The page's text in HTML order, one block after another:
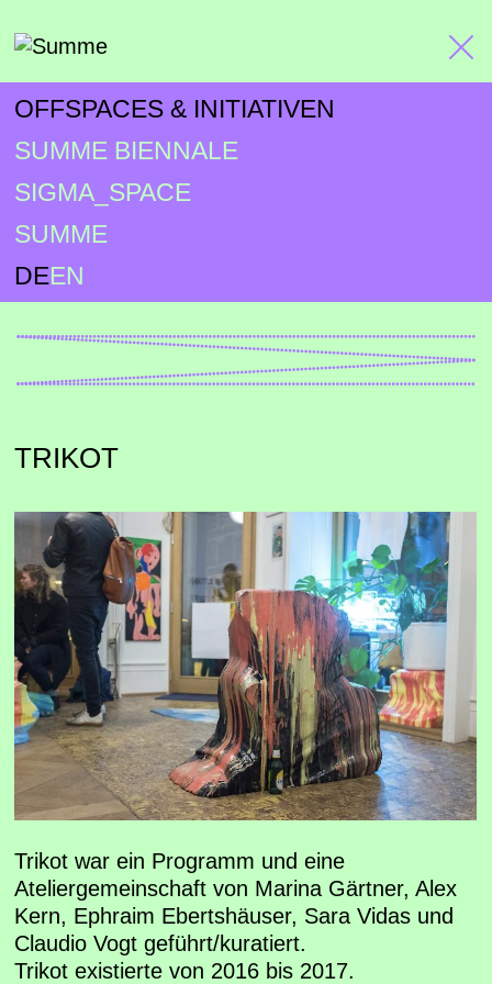
DEEN
OFFSPACES & INITIATIVEN
SUMME BIENNALE
SIGMA_SPACE
SUMME
TRIKOT
Trikot war ein Programm und eine
Ateliergemeinschaft von Marina Gärtner, Alex
Kern, Ephraim Ebertshäuser, Sara Vidas und
Claudio Vogt geführt/kuratiert.
Trikot existierte von 2016 bis 2017.